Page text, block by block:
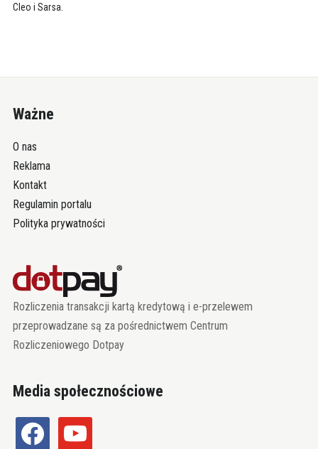
Cleo i Sarsa.
Ważne
O nas
Reklama
Kontakt
Regulamin portalu
Polityka prywatności
Rozliczenia transakcji kartą kredytową i e-przelewem
przeprowadzane są za pośrednictwem Centrum
Rozliczeniowego Dotpay
Media społecznościowe
facebook youtube